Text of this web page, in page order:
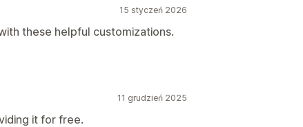
15 styczeń 2026
these helpful customizations.
11 grudzień 2025
it for free.